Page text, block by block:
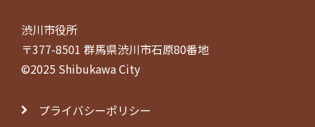
渋川市役所
〒377-8501 群馬県渋川市石原80番地
©2025 Shibukawa City
プライバシーポリシー